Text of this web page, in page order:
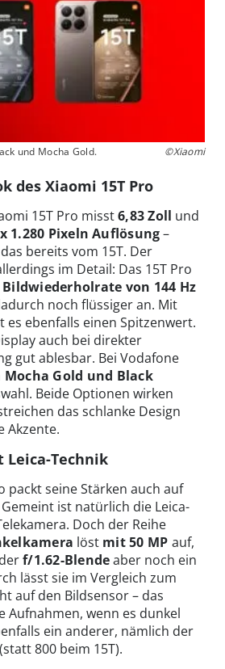
und Mocha Gold. ©Xiaomi
des Xiaomi 15T Pro
15T Pro misst6,83 Zoll und
1.280 Pixeln Auflösung–
bereits vom 15T. Der
im Detail: Das 15T Pro
von 144 Hz
noch flüssiger an. Mit
es ebenfalls einen Spitzenwert.
auch bei direkter
gut ablesbar. Bei Vodafone
Mocha Gold und Black
Beide Optionen wirken
das schlanke Design
Akzente.
Leica-Technik
packt seine Stärken auch auf
ist natürlich die Leica-
Doch der Reihe
löst mit 50 MP auf,
f/1.62-Blendeaber noch ein
lässt sie im Vergleich zum
auf den Bildsensor – das
Aufnahmen, wenn es dunkel
ein anderer, nämlich der
(statt 800 beim 15T).